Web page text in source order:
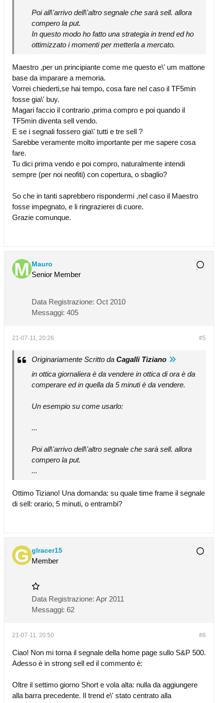
Poi all\'arrivo dell\'altro segnale che sarà sell. allora
compero la put.
In questo modo ho fatto una strategia in trend ed ho
ottimizzato i momenti per metterla a mercato.
Maestro ,per un principiante come me questo e\' um mattone
base da imparare a memoria.
Vorrei chiederti,se hai tempo, cosa fare nel caso il TF5min
fosse gia\' buy.
Magari faccio il contrario ,prima compro e poi quando il
TF5min diventa sell vendo.
E se i segnali fossero gia\' tutti e tre sell ?
Sarebbe veramente molto importante per me sapere cosa
fare.
Tu dici prima vendo e poi compro, naturalmente intendi
sempre (per noi neofiti) con copertura, o sbaglio?
So che in tanti saprebbero rispondermi ,nel caso il Maestro
fosse impegnato, e li ringrazierei di cuore.
Grazie comunque.
Mauro
Senior Member
Data Registrazione: Oct 2010
Messaggi: 405
#5
21-07-11, 20:26
Originariamente Scritto da Cagalli Tiziano
in ottica giornaliera è da vendere in ottica di ora è da
comperare ed in quella da 5 minuti è da vendere.
Un esempio su come usarlo:
...
Poi all\'arrivo dell\'altro segnale che sarà sell. allora
compero la put.
...
Ottimo Tiziano! Una domanda: su quale time frame il segnale
di sell: orario, 5 minuti, o entrambi?
glracer15
Member
Data Registrazione: Apr 2011
Messaggi: 62
#6
21-07-11, 20:50
Ciao! Non mi torna il segnale della home page sullo S&P 500.
Adesso è in strong sell ed il commento è:
Oltre il settimo giorno Short e vola alta: nulla da aggiungere
alla barra precedente. Il trend e\' stato centrato alla